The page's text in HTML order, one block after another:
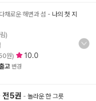
채로운 해변과 섬 - 나의 첫 지
)
원) 10.0
고 변경
전5권 - 놀라운 한 그릇